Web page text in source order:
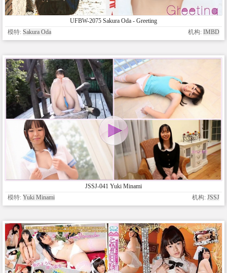
UFBW-2075 Sakura Oda - Greeting
模特: Sakura Oda 机构: IMBD
JSSJ-041 Yuki Minami
模特: Yuki Minami 机构: JSSJ